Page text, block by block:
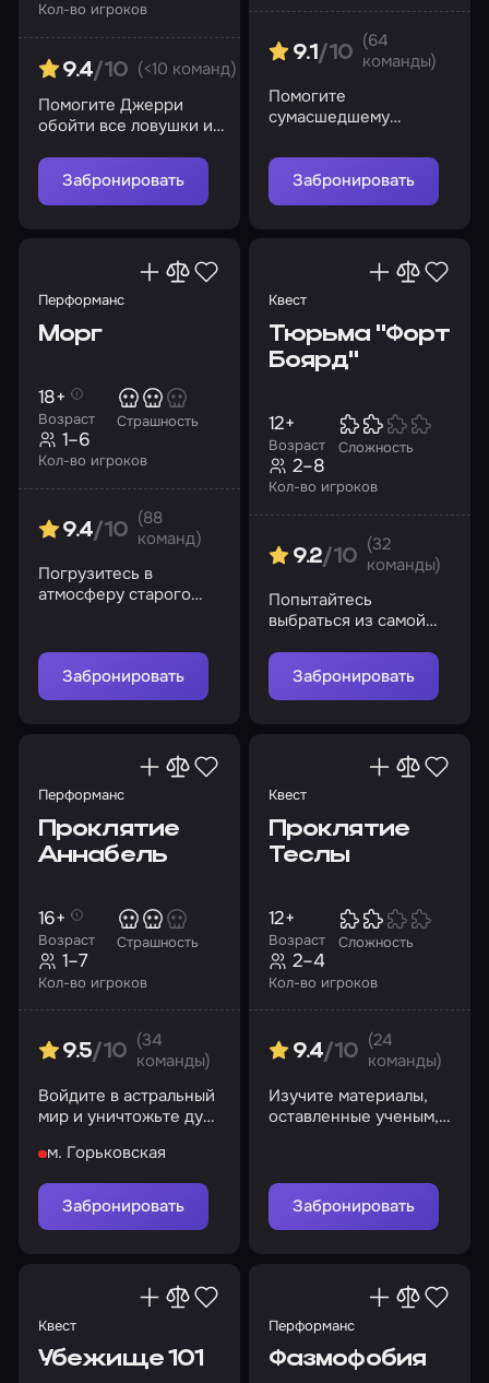
Кол-во игроков
9.4/10 (<10 команд)
Помогите Джерри
обойти все ловушки и
заполучить
долгожданные кусочки
сыра
Забронировать
9.1 /10
(64
команды)
Помогите
сумасшедшему
секреты морга
Забронировать
Перформанс
Морг
Возраст
18+
Страшность
Кол-во игроков
1–6
9.4/10
(88
команд)
Погрузитесь в
атмосферу старого
на каждом шагу
Забронировать
Квест
Тюрьма "Форт
Боярд"
Возраст
12+
Сложность
Кол-во игроков
2–8
9.2/10
(32
команды)
Попытайтесь
выбраться из самой
включив силу
интеллекта
Забронировать
Перформанс
Проклятие
Аннабель
Возраст
16+
Страшность
Кол-во игроков
1–7
9.5/10
(34
команды)
Войдите в астральный
мир и уничтожьте дух
там навсегда…
м. Горьковская
Забронировать
Квест
Проклятие
Теслы
Возраст
12+
Сложность
Кол-во игроков
2–4
9.4/10
(24
команды)
Изучите материалы,
оставленные ученым,
спецслужб
Забронировать
Квест
Убежище 101
Перформанс
Фазмофобия